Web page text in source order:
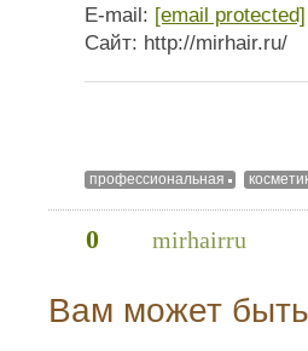
E-mail: [email protected]
Сайт: http://mirhair.ru/
профессиональная
0 mirhairru
Вам может